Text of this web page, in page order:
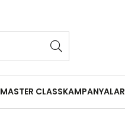
MASTER CLASSKAMPANYALAR